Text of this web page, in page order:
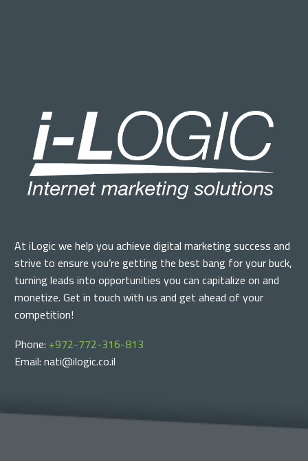
At iLogic we help you achieve digital marketing success and
strive to ensure you’re getting the best bang for your buck,
turning leads into opportunities you can capitalize on and
monetize. Get in touch with us and get ahead of your
competition!
Phone: +972-772-316-813
Email: nati@ilogic.co.il